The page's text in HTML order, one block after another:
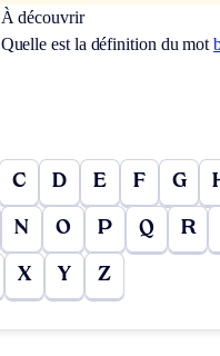
À découvrir
Quelle est la définition du mot
C D E F G
N O P Q R
X Y Z